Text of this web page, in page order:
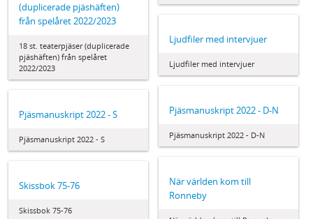
(duplicerade pjäshäften)
från spelåret 2022/2023
18 st. teaterpjäser (duplicerade
pjäshäften) från spelåret
2022/2023
Ljudfiler med intervjuer
Ljudfiler med intervjuer
Pjäsmanuskript 2022 - D-N
Pjäsmanuskript 2022 - D-N
Pjäsmanuskript 2022 - S
Pjäsmanuskript 2022 - S
När världen kom till
Ronneby
Skissbok 75-76
Skissbok 75-76